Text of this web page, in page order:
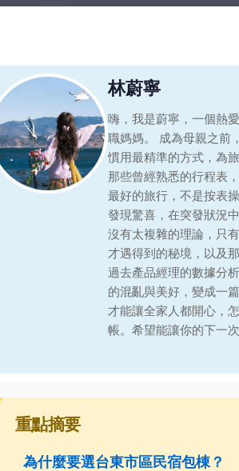
林蔚寧
嗨，我是蔚寧，一個熱
職媽媽。 成為母親之前
慣用最精準的方式，為
那些曾經熟悉的行程表
最好的旅行，不是按表
發現驚喜，在突發狀況
沒有太複雜的理論，只
才遇得到的秘境，以及
過去產品經理的數據分
的混亂與美好，變成一
才能讓全家人都開心，
帳。希望能讓你的下一
重點摘要
為什麼要選台東市區民宿包棟？